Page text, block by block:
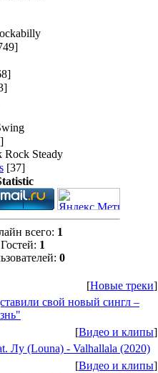
Rock Steady
[37]
всего: 1
Гостей: 1
0
[Новые треки]
свой новый сингл –
[Видео и клипы]
Лу (Louna) - Valhallala (2020)
[Видео и клипы]